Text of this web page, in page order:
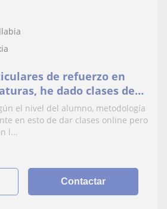
de refuerzo en
he dado clases de
e imparto también
el nivel del alumno, metodología
en esto de dar clases online pero
l...
Contactar